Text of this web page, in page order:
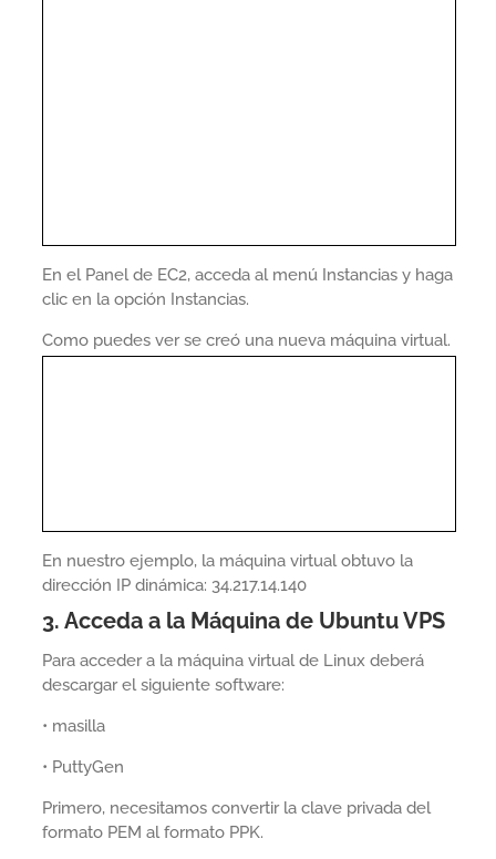
En el Panel de EC2, acceda al menú Instancias y haga
clic en la opción Instancias.
Como puedes ver se creó una nueva máquina virtual.
En nuestro ejemplo, la máquina virtual obtuvo la
dirección IP dinámica: 34.217.14.140
3. Acceda a la Máquina de Ubuntu VPS
Para acceder a la máquina virtual de Linux deberá
descargar el siguiente software:
• masilla
• PuttyGen
Primero, necesitamos convertir la clave privada del
formato PEM al formato PPK.